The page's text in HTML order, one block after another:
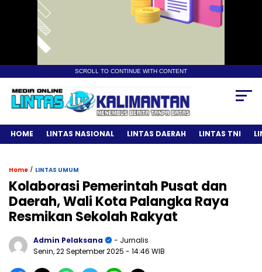
SCROLL TO CONTINUE WITH CONTENT
HOME LINTAS NASIONAL LINTAS DAERAH LINTAS TNI
Home / LINTAS UMUM
Kolaborasi Pemerintah Pusat dan
Daerah, Wali Kota Palangka Raya
Resmikan Sekolah Rakyat
Admin Pelaksana
- Jurnalis
Senin, 22 September 2025 - 14:46 WIB